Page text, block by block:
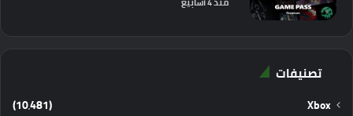
تصنيفات
Xbox
(10٬481)